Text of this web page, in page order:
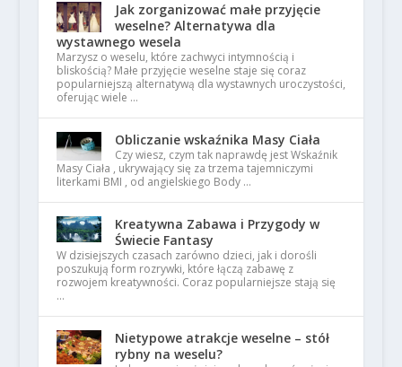
Jak zorganizować małe przyjęcie
weselne? Alternatywa dla
wystawnego wesela
Marzysz o weselu, które zachwyci intymnością i
bliskością? Małe przyjęcie weselne staje się coraz
popularniejszą alternatywą dla wystawnych uroczystości,
oferując wiele …
Obliczanie wskaźnika Masy Ciała
Czy wiesz, czym tak naprawdę jest Wskaźnik
Masy Ciała , ukrywający się za trzema tajemniczymi
literkami BMI , od angielskiego Body …
Kreatywna Zabawa i Przygody w
Świecie Fantasy
W dzisiejszych czasach zarówno dzieci, jak i dorośli
poszukują form rozrywki, które łączą zabawę z
rozwojem kreatywności. Coraz popularniejsze stają się
…
Nietypowe atrakcje weselne – stół
rybny na weselu?